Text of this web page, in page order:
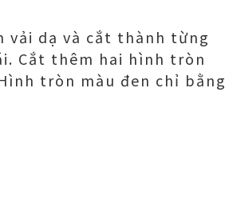
vải dạ và cắt thành từng
Cắt thêm hai hình tròn
tròn màu đen chỉ bằng